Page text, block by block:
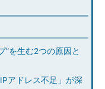
”を生む2つの原因と
アドレス不足」が深